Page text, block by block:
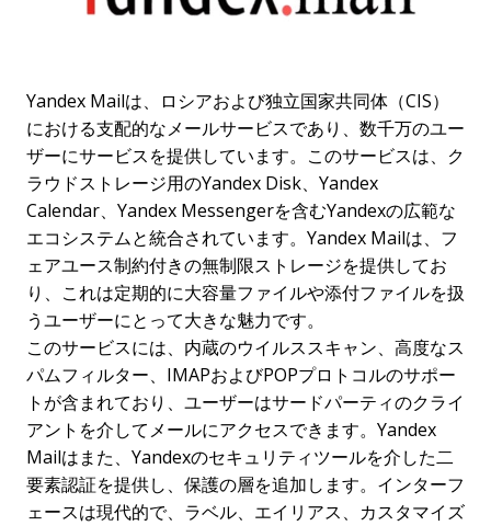
Yandex Mailは、ロシアおよび独立国家共同体（CIS）
における支配的なメールサービスであり、数千万のユー
ザーにサービスを提供しています。このサービスは、ク
ラウドストレージ用のYandex Disk、Yandex
Calendar、Yandex Messengerを含むYandexの広範な
エコシステムと統合されています。Yandex Mailは、フ
ェアユース制約付きの無制限ストレージを提供してお
り、これは定期的に大容量ファイルや添付ファイルを扱
うユーザーにとって大きな魅力です。
このサービスには、内蔵のウイルススキャン、高度なス
パムフィルター、IMAPおよびPOPプロトコルのサポー
トが含まれており、ユーザーはサードパーティのクライ
アントを介してメールにアクセスできます。Yandex
Mailはまた、Yandexのセキュリティツールを介した二
要素認証を提供し、保護の層を追加します。インターフ
ェースは現代的で、ラベル、エイリアス、カスタマイズ